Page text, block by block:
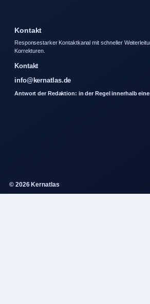
Kontakt
Responsestarker Kontaktkanal mit schneller
Korrekturen.
Kontakt
info@kernatlas.de
Antwort der Redaktion: in der Regel innerhalb
© 2026 Kernatlas